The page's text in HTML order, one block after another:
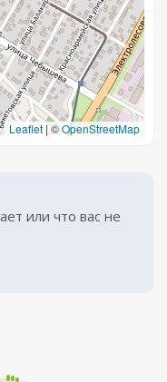
Leaflet | ©OpenStreetMap
или что вас не